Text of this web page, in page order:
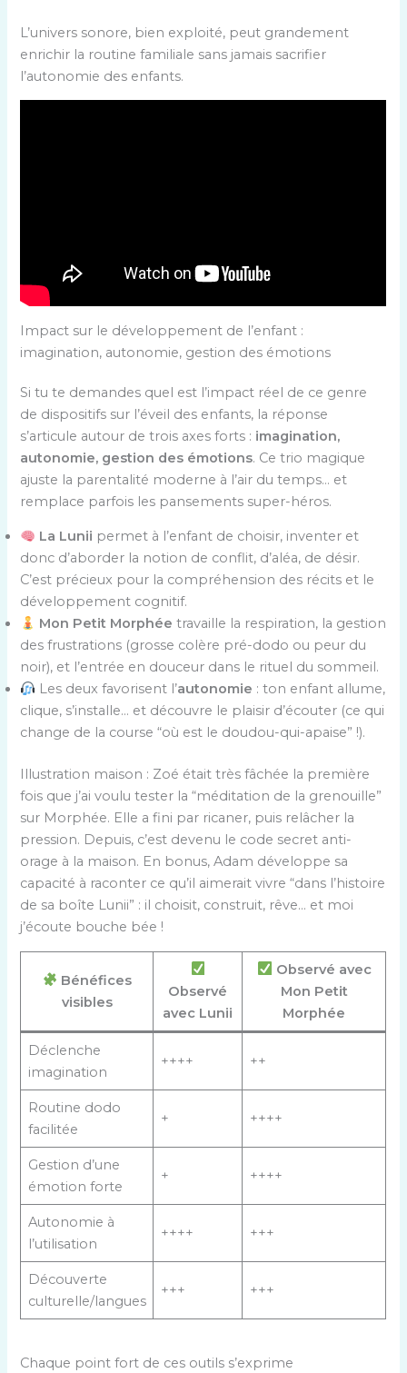
L’univers sonore, bien exploité, peut grandement
enrichir la routine familiale sans jamais sacrifier
l’autonomie des enfants.
Impact sur le développement de l’enfant :
imagination, autonomie, gestion des émotions
Si tu te demandes quel est l’impact réel de ce genre
de dispositifs sur l’éveil des enfants, la réponse
s’articule autour de trois axes forts : imagination,
autonomie, gestion des émotions. Ce trio magique
ajuste la parentalité moderne à l’air du temps… et
remplace parfois les pansements super-héros.
La Lunii permet à l’enfant de choisir, inventer et
donc d’aborder la notion de conflit, d’aléa, de désir.
C’est précieux pour la compréhension des récits et le
développement cognitif.
Mon Petit Morphée travaille la respiration, la gestion
des frustrations (grosse colère pré-dodo ou peur du
noir), et l’entrée en douceur dans le rituel du sommeil.
Les deux favorisent l’autonomie : ton enfant allume,
clique, s’installe… et découvre le plaisir d’écouter (ce qui
change de la course “où est le doudou-qui-apaise” !).
Illustration maison : Zoé était très fâchée la première
fois que j’ai voulu tester la “méditation de la grenouille”
sur Morphée. Elle a fini par ricaner, puis relâcher la
pression. Depuis, c’est devenu le code secret anti-
orage à la maison. En bonus, Adam développe sa
capacité à raconter ce qu’il aimerait vivre “dans l’histoire
de sa boîte Lunii” : il choisit, construit, rêve… et moi
j’écoute bouche bée !
Bénéfices
visibles
Observé
avec Lunii
Observé avec
Mon Petit
Morphée
Déclenche
imagination
++++ ++
Routine dodo
facilitée
+ ++++
Gestion d’une
émotion forte
+ ++++
Autonomie à
l’utilisation
++++ +++
Découverte
culturelle/langues
+++ +++
Chaque point fort de ces outils s’exprime